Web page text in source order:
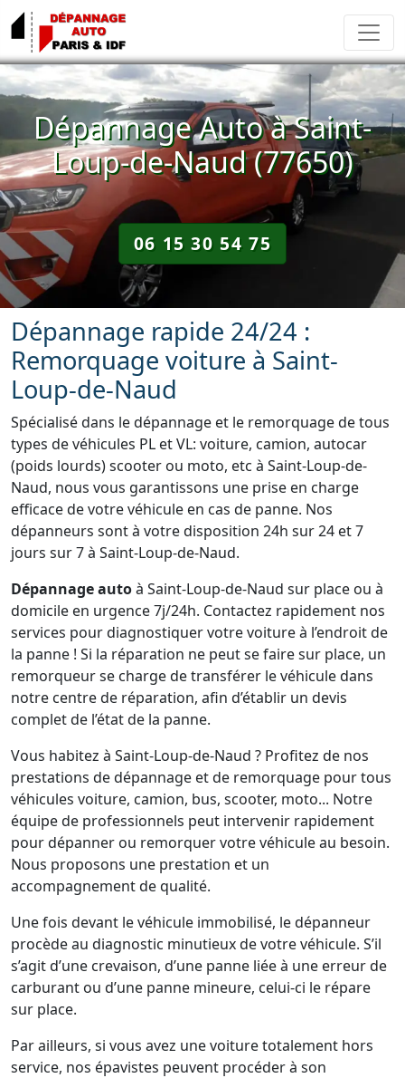
Dépannage Auto à Saint-
Loup-de-Naud (77650)
06 15 30 54 75
Dépannage rapide 24/24 :
Remorquage voiture à Saint-
Loup-de-Naud
Spécialisé dans le dépannage et le remorquage de tous
types de véhicules PL et VL: voiture, camion, autocar
(poids lourds) scooter ou moto, etc à Saint-Loup-de-
Naud, nous vous garantissons une prise en charge
efficace de votre véhicule en cas de panne. Nos
dépanneurs sont à votre disposition 24h sur 24 et 7
jours sur 7 à Saint-Loup-de-Naud.
Dépannage autoà Saint-Loup-de-Naud sur place ou à
domicile en urgence 7j/24h. Contactez rapidement nos
services pour diagnostiquer votre voiture à l’endroit de
la panne ! Si la réparation ne peut se faire sur place, un
remorqueur se charge de transférer le véhicule dans
notre centre de réparation, afin d’établir un devis
complet de l’état de la panne.
Vous habitez à Saint-Loup-de-Naud ? Profitez de nos
prestations de dépannage et de remorquage pour tous
véhicules voiture, camion, bus, scooter, moto... Notre
équipe de professionnels peut intervenir rapidement
pour dépanner ou remorquer votre véhicule au besoin.
Nous proposons une prestation et un
accompagnement de qualité.
Une fois devant le véhicule immobilisé, le dépanneur
procède au diagnostic minutieux de votre véhicule. S’il
s’agit d’une crevaison, d’une panne liée à une erreur de
carburant ou d’une panne mineure, celui-ci le répare
sur place.
Par ailleurs, si vous avez une voiture totalement hors
service, nos épavistes peuvent procéder à son